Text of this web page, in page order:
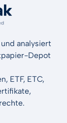
analysiert
Depot
ETF, ETC,